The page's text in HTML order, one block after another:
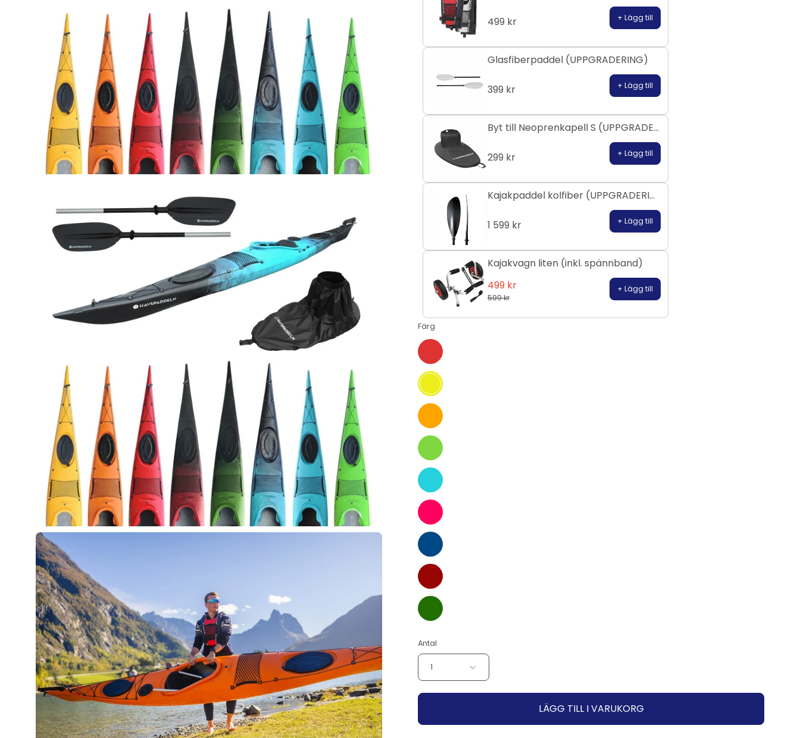
Öppna
bildlightbox
499 kr + Lägg till
Glasfiberpaddel (UPPGRADERING)
399 kr + Lägg till
Byt till Neoprenkapell S (UPPGRADERING)
299 kr + Lägg till
Kajakpaddel kolfiber (UPPGRADERING)
1 599 kr + Lägg till
Kajakvagn liten (inkl. spännband)
599 kr
499 kr + Lägg till
Färg
Röd
Gul
Orange
Grön
Blå
Rainbow
Blå/Svart
Röd/Svart
Grön/Svart
Antal
1
LÄGG TILL I VARUKORG